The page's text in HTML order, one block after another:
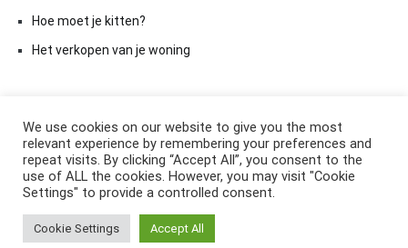
Hoe moet je kitten?
Het verkopen van je woning
Copyright © 2026ElkAntwoord.com
Cenoteby ThemeGrill. Aangedreven door
We use cookies on our website to give you the most
relevant experience by remembering your preferences and
repeat visits. By clicking “Accept All”, you consent to the
use of ALL the cookies. However, you may visit "Cookie
Settings" to provide a controlled consent.
Cookie Settings Accept All